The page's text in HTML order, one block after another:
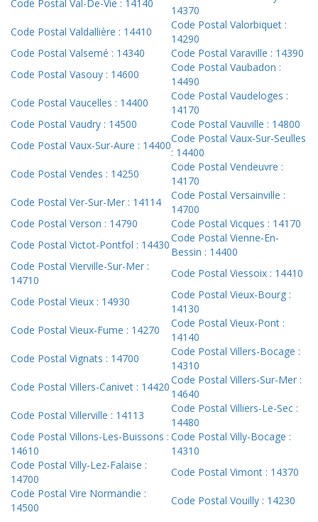
Code Postal Val-De-Vie : 14140
14370
Code Postal Valdallière : 14410
Code Postal Valorbiquet :
14290
Code Postal Valsemé : 14340
Code Postal Varaville : 14390
Code Postal Vasouy : 14600
Code Postal Vaubadon :
14490
Code Postal Vaucelles : 14400
Code Postal Vaudeloges :
14170
Code Postal Vaudry : 14500
Code Postal Vauville : 14800
Code Postal Vaux-Sur-Aure : 14400
Code Postal Vaux-Sur-Seulles
: 14400
Code Postal Vendes : 14250
Code Postal Vendeuvre :
14170
Code Postal Ver-Sur-Mer : 14114
Code Postal Versainville :
14700
Code Postal Verson : 14790
Code Postal Vicques : 14170
Code Postal Victot-Pontfol : 14430
Code Postal Vienne-En-
Bessin : 14400
Code Postal Vierville-Sur-Mer :
14710
Code Postal Viessoix : 14410
Code Postal Vieux : 14930
Code Postal Vieux-Bourg :
14130
Code Postal Vieux-Fume : 14270
Code Postal Vieux-Pont :
14140
Code Postal Vignats : 14700
Code Postal Villers-Bocage :
14310
Code Postal Villers-Canivet : 14420
Code Postal Villers-Sur-Mer :
14640
Code Postal Villerville : 14113
Code Postal Villiers-Le-Sec :
14480
Code Postal Villons-Les-Buissons :
14610
Code Postal Villy-Bocage :
14310
Code Postal Villy-Lez-Falaise :
14700
Code Postal Vimont : 14370
Code Postal Vire Normandie :
14500
Code Postal Vouilly : 14230